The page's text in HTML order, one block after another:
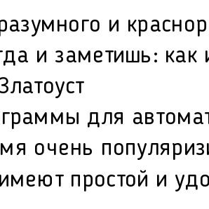
и
и заметишь: как
для
очень
имеют простой и